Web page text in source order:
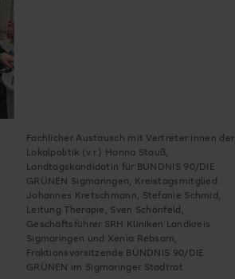
Fachlicher Austausch mit Vertreter:innen der
Lokalpolitik (v.r.) Hanna Stauß,
Landtagskandidatin für BÜNDNIS 90/DIE
GRÜNEN Sigmaringen, Kreistagsmitglied
Johannes Kretschmann, Stefanie Schmid,
Leitung Therapie, Sven Schönfeld,
Geschäftsführer SRH Kliniken Landkreis
Sigmaringen und Xenia Rebsam,
Fraktionsvorsitzende BÜNDNIS 90/DIE
GRÜNEN im Sigmaringer Stadtrat